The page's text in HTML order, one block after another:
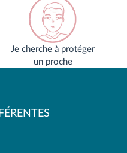
Je cherche à protéger
un proche